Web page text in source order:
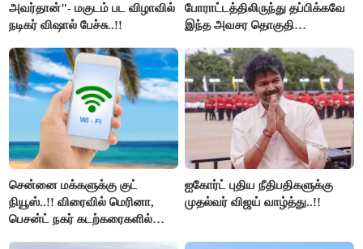
அவர்தான்"- மகுடம் பட விழாவில்
நடிகர் விஷால் பேச்சு..!!
போராட்டத்திலிருந்து தப்பிக்கவே
இந்த அவசர தொகுதி
அரங்கேற்றுகிறார் முதலமைச்சர் -
திமுக ஐடி விங்..!!
சென்னை மக்களுக்கு குட்
நியூஸ்..!! விரைவில் மெரினா,
பெசன்ட் நகர் கடற்கரைகளில்
ஐகோர்ட் புதிய நீதிபதிகளுக்கு
முதல்வர் விஜய் வாழ்த்து..!!